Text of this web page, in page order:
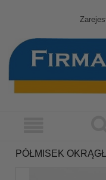
PÓŁMISEK